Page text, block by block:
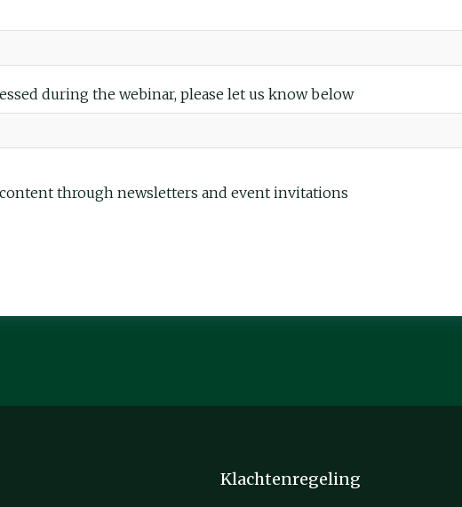
during the webinar, please let us know below
through newsletters and event invitations
Klachtenregeling